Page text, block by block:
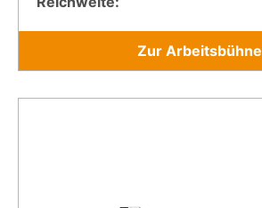
Zur Arbeitsbühne